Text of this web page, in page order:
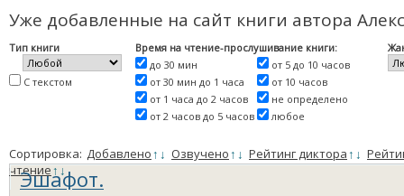
Уже добавленные на сайт книги автора
Тип книги
С текстом
Время на чтение-прослушивание книги:
до 30 мин
от 30 мин до 1 часа
от 1 часа до 2 часов
от 2 часов до 5 часов
от 5 до 10 часов
от 10 часов
не определено
любое
Сортировка: Добавлено↑ ↓ Озвучено↑ ↓ Рейтинг диктора↑ ↓
чтение↑↓
Эшафот.